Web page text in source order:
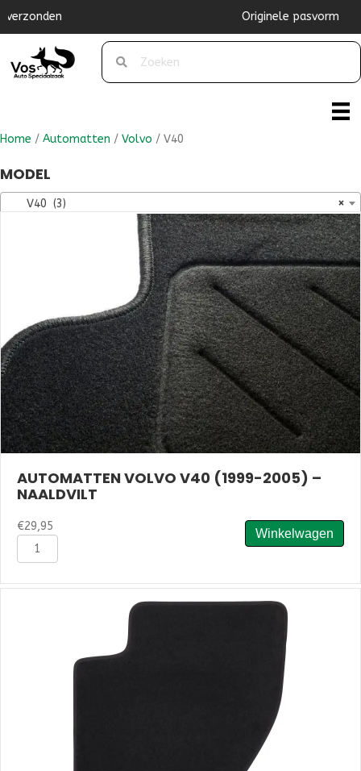
Home / Automatten / Volvo / V40
MODEL
×
V40 (3)
AUTOMATTEN VOLVO V40 (1999-2005) –
NAALDVILT
€29,95
Automatten
Volvo
(1999-
Winkelwagen